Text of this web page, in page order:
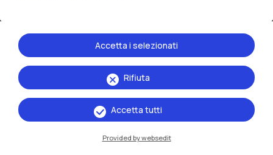
IT
Milano Leonardo
Rifiuta
Accetta i selezionati
Accetta tutti
Provided by websedit